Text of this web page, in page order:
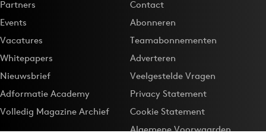
Partners
Events
Vacatures
Whitepapers
Nieuwsbrief
Adformatie Academy
Volledig Magazine Archief
Contact
Abonneren
Teamabonnementen
Adverteren
Veelgestelde Vragen
Privacy Statement
Cookie Statement
Algemene Voorwaarden